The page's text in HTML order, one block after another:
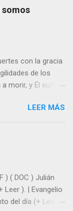
somos
con la gracia
de los
morir, y Él sufrió
sus
podemos
la fuerza y la luz
Amar es
soy un
la savia para
den sombra
LEER MÁS
) ( DOC ) Julián
Leer ). | Evangelio
del día (+ Leer )